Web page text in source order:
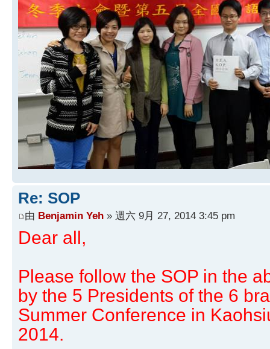
Re: SOP
由 Benjamin Yeh » 週六 9月 27, 2014 3:45 pm
Dear all,
Please follow the SOP in the
by the 5 Presidents of the 6
Summer Conference in
2014.